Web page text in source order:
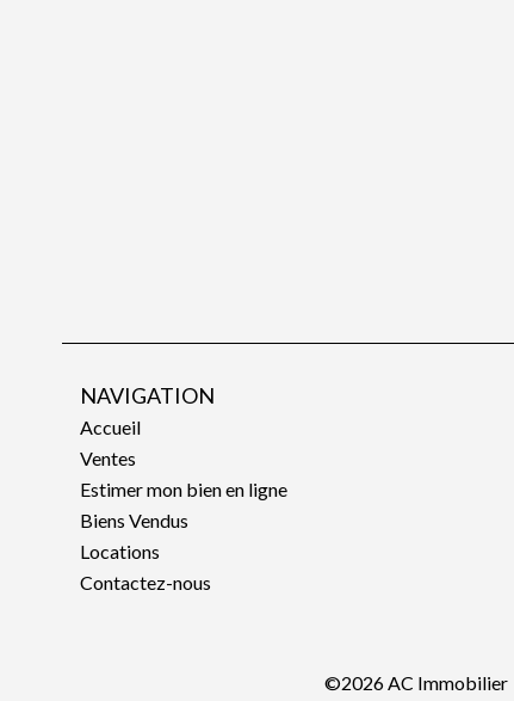
NAVIGATION
Accueil
Ventes
Estimer mon bien en ligne
Biens Vendus
Locations
Contactez-nous
©2026 AC Immobilier